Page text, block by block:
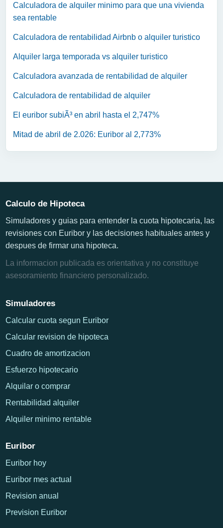
Calculadora de alquiler minimo para que una vivienda
sea rentable
Calculadora de rentabilidad Airbnb o alquiler turistico
Alquiler larga temporada vs alquiler turistico
Calculadora avanzada de rentabilidad de alquiler
Calculadora de rentabilidad de alquiler
El euribor subiÃ³ en abril hasta el 2,747%
Mitad de abril de 2.026: Euribor al 2,773%
Calculo de Hipoteca
Simuladores y guias para entender la cuota hipotecaria, las
revisiones con Euribor y las decisiones habituales antes y
despues de firmar una hipoteca.
La informacion publicada es orientativa y no constituye
asesoramiento financiero personalizado.
Simuladores
Calcular cuota segun Euribor
Calcular revision de hipoteca
Cuadro de amortizacion
Esfuerzo hipotecario
Alquilar o comprar
Rentabilidad alquiler
Alquiler minimo rentable
Euribor
Euribor hoy
Euribor mes actual
Revision anual
Prevision Euribor